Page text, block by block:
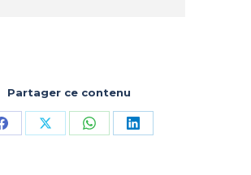
Partager ce contenu
PartagerPartagerPartagerPartager